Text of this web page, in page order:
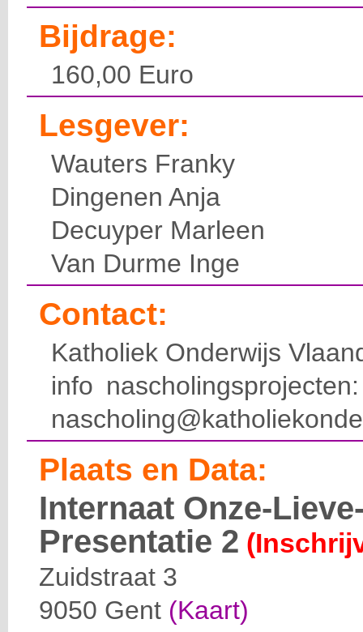
Bijdrage:
160,00 Euro
Lesgever:
Wauters Franky
Dingenen Anja
Decuyper Marleen
Van Durme Inge
Contact:
Katholiek Onderwijs
info
Plaats en Data:
Internaat Onze-
Presentatie 2
Zuidstraat 3
9050 Gent (Kaart)